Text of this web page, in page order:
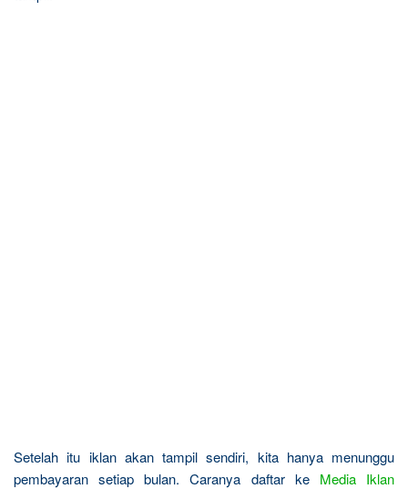
Setelah itu iklan akan tampil sendiri, kita hanya menunggu
pembayaran setiap bulan. Caranya daftar ke Media Iklan